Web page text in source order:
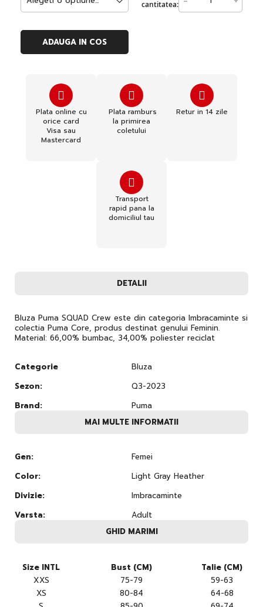
cantitatea:
ADAUGA IN COS
Plata online cu
orice card
Visa sau
Mastercard
Plata ramburs
la primirea
coletului
Retur in 14 zile
Transport
rapid pana la
domiciliul tau
DETALII
Bluza Puma SQUAD Crew este din categoria Imbracaminte si
colectia Puma Core, produs destinat genului Feminin.
Material: 66,00% bumbac, 34,00% poliester reciclat
Categorie
Bluza
Sezon:
Q3-2023
Brand:
Puma
MAI MULTE INFORMATII
Gen:
Femei
Color:
Light Gray Heather
Divizie:
Imbracaminte
Varsta:
Adult
GHID MARIMI
Size INTL Bust (CM)
Talie (CM)
XXS
75-79
59-63
XS
80-84
64-68